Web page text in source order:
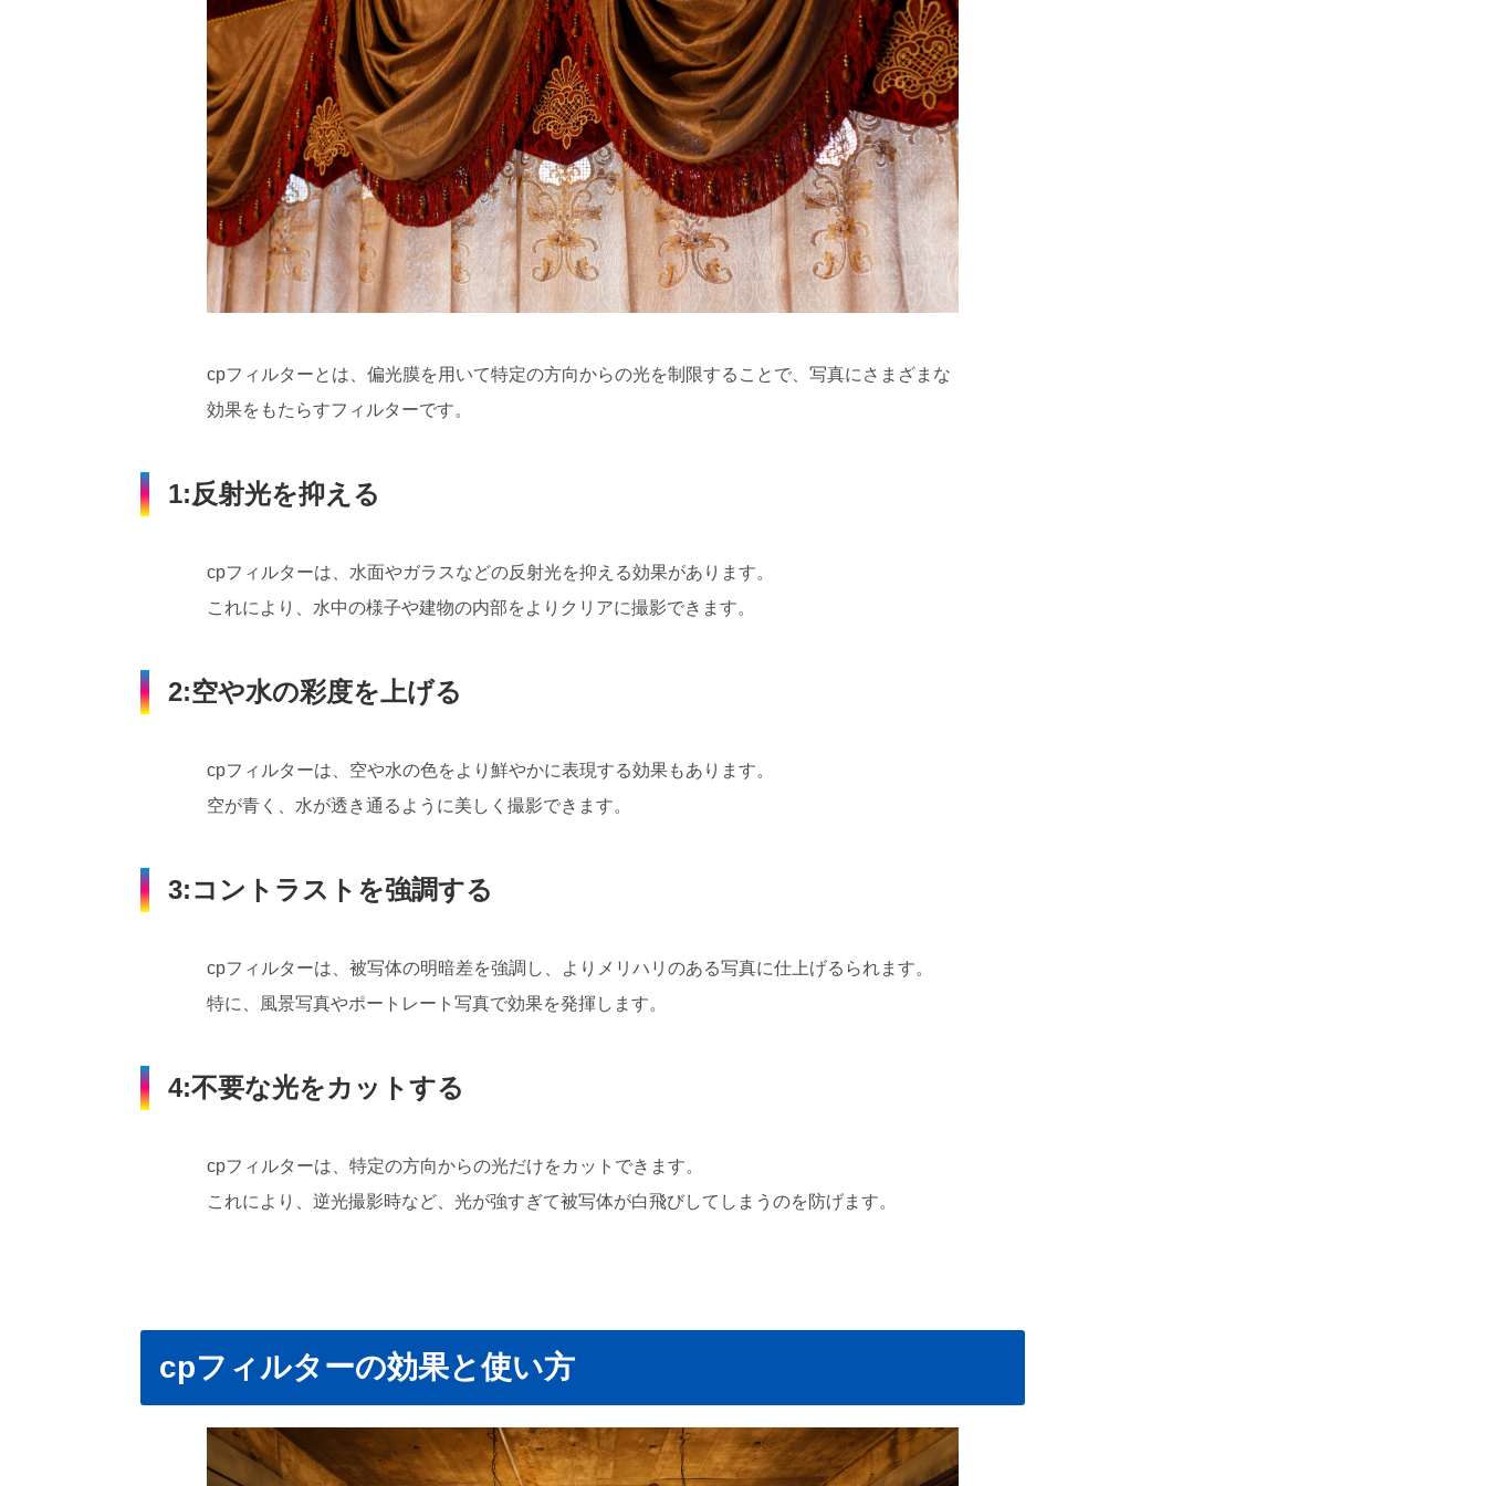
cpフィルターとは、偏光膜を用いて特定の方向からの光を制限することで、写真にさまざまな
効果をもたらすフィルターです。
1:反射光を抑える
cpフィルターは、水面やガラスなどの反射光を抑える効果があります。
これにより、水中の様子や建物の内部をよりクリアに撮影できます。
2:空や水の彩度を上げる
cpフィルターは、空や水の色をより鮮やかに表現する効果もあります。
空が青く、水が透き通るように美しく撮影できます。
3:コントラストを強調する
cpフィルターは、被写体の明暗差を強調し、よりメリハリのある写真に仕上げるられます。
特に、風景写真やポートレート写真で効果を発揮します。
4:不要な光をカットする
cpフィルターは、特定の方向からの光だけをカットできます。
これにより、逆光撮影時など、光が強すぎて被写体が白飛びしてしまうのを防げます。
cpフィルターの効果と使い方